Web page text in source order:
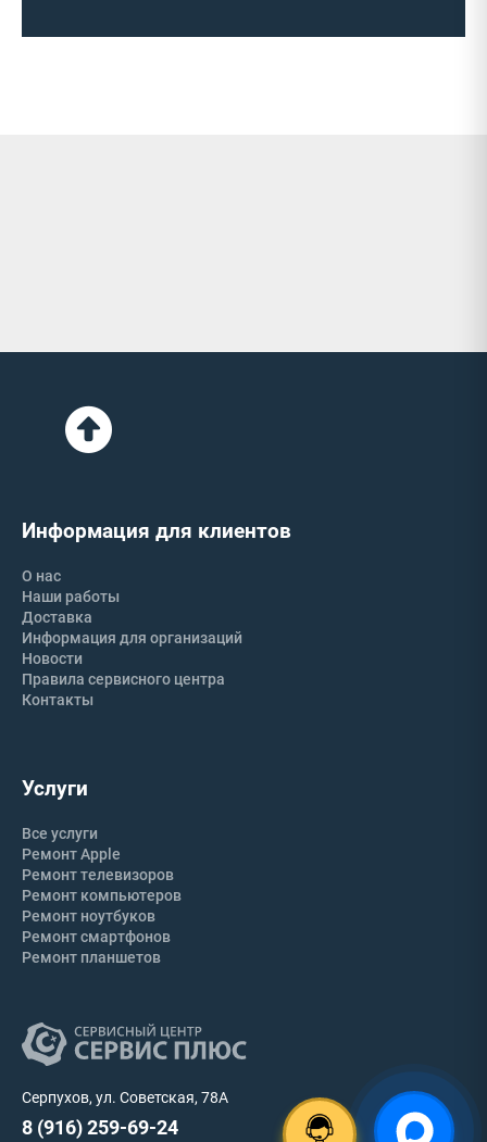
Серпухов, ул. Советская, 78А
8 (916) 259-69-24
Услуги
Все услуги
Ремонт Apple
Ремонт телевизоров
Ремонт компьютеров
Ремонт ноутбуков
Ремонт смартфонов
Ремонт планшетов
Информация для клиентов
О нас
Наши работы
Доставка
Информация для организаций
Новости
Правила сервисного центра
Контакты